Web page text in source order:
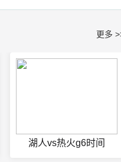
更多
湖人vs热火g6时间